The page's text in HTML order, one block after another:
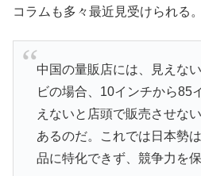
コラムも多々最近見受けられる。
中国の量販店には、見えな
ビの場合、10インチから85
えないと店頭で販売させな
あるのだ。これでは日本勢
品に特化できず、競争力を保